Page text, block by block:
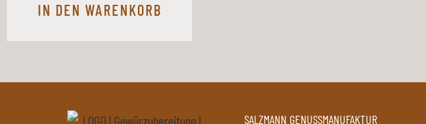
IN DEN WARENKORB
SALZMANN GENUSSMANUFAKTUR